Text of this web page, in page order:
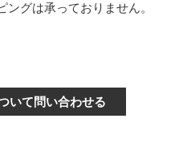
グは承っておりません。
いて問い合わせる